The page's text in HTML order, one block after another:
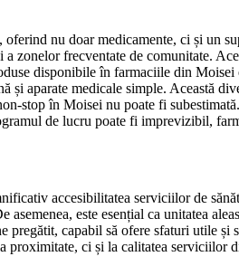
nu doar medicamente, ci și un
zonelor frecventate de comunitate.
disponibile în farmaciile din
aparate medicale simple. Această
stop în Moisei nu poate fi
de lucru poate fi imprevizibil,
accesibilitatea serviciilor de
este esențial ca unitatea
capabil să ofere sfaturi utile
ci și la calitatea